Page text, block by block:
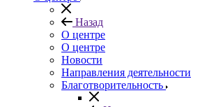
Назад
О центре
О центре
Новости
Направления деятельности
Благотворительность